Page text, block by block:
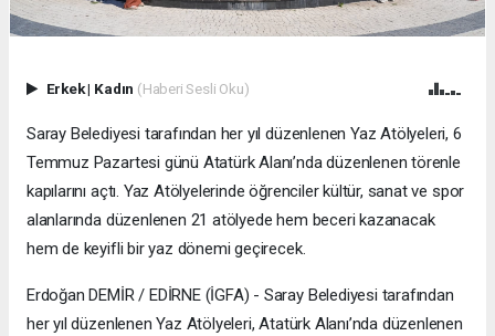
Erkek| Kadın (Haberi Sesli Oku)
Saray Belediyesi tarafından her yıl düzenlenen Yaz Atölyeleri, 6
Temmuz Pazartesi günü Atatürk Alanı’nda düzenlenen törenle
kapılarını açtı. Yaz Atölyelerinde öğrenciler kültür, sanat ve spor
alanlarında düzenlenen 21 atölyede hem beceri kazanacak
hem de keyifli bir yaz dönemi geçirecek.
Erdoğan DEMİR / EDİRNE (İGFA) - Saray Belediyesi tarafından
her yıl düzenlenen Yaz Atölyeleri, Atatürk Alanı’nda düzenlenen